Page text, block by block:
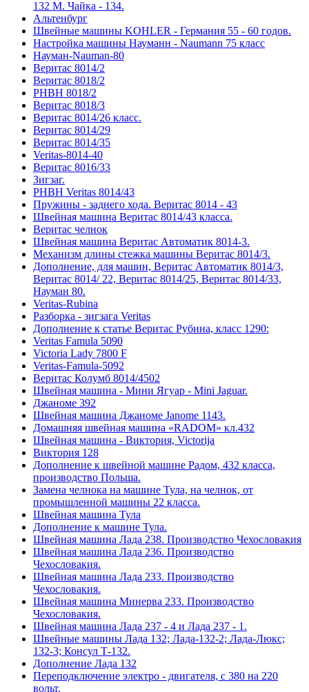
132 М. Чайка - 134.
Альтенбург
Швейные машины KOHLER - Германия 55 - 60 годов.
Настройка машины Науманн - Naumann 75 класс
Науман-Nauman-80
Веритас 8014/2
Веритас 8018/2
РНВН 8018/2
Веритас 8018/3
Веритас 8014/26 класс.
Веритас 8014/29
Веритас 8014/35
Veritas-8014-40
Веритас 8016/33
Зигзаг.
РНВН Veritas 8014/43
Пружины - заднего хода. Веритас 8014 - 43
Швейная машина Веритас 8014/43 класса.
Веритас челнок
Швейная машина Веритас Автоматик 8014-3.
Механизм длины стежка машины Веритас 8014/3.
Дополнение, для машин, Веритас Автоматик 8014/3,
Веритас 8014/ 22, Веритас 8014/25, Веритас 8014/33,
Науман 80.
Veritas-Rubina
Разборка - зигзага Veritas
Дополнение к статье Веритас Рубина, класс 1290:
Veritas Famula 5090
Victoria Lady 7800 F
Veritas-Famula-5092
Веритас Колумб 8014/4502
Швейная машина - Мини Ягуар - Mini Jaguar.
Джаноме 392
Швейная машина Джаноме Janome 1143.
Домашняя швейная машина «RADOM» кл.432
Швейная машина - Виктория, Victorija
Виктория 128
Дополнение к швейной машине Радом, 432 класса,
производство Польша.
Замена челнока на машине Тула, на челнок, от
промышленной машины 22 класса.
Швейная машина Тула
Дополнение к машине Тула.
Швейная машина Лада 238. Производство Чехословакия
Швейная машина Лада 236. Производство
Чехословакия.
Швейная машина Лада 233. Производство
Чехословакия.
Швейная машина Минерва 233. Производство
Чехословакия.
Швейная машина Лада 237 - 4 и Лада 237 - 1.
Швейные машины Лада 132; Лада-132-2; Лада-Люкс;
132-3; Консул Т-132.
Дополнение Лада 132
Переподключение электро - двигателя, с 380 на 220
вольт.